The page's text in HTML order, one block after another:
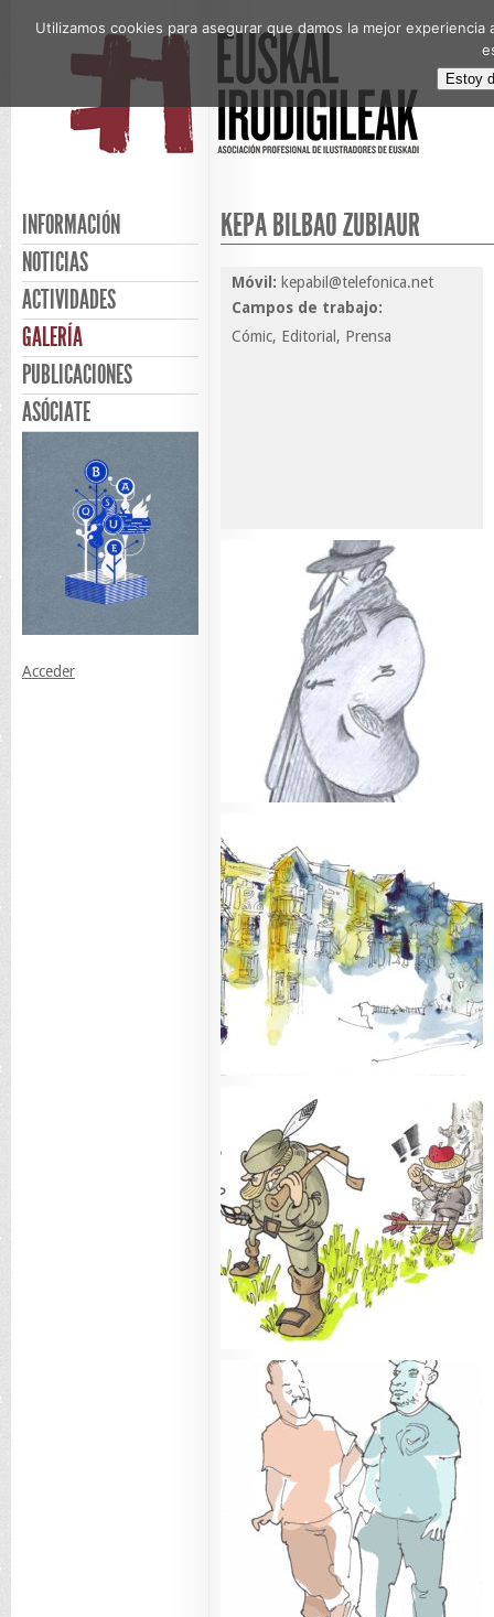
INFORMACIÓN
NOTICIAS
ACTIVIDADES
GALERÍA
PUBLICACIONES
ASÓCIATE
Acceder
KEPA BILBAO ZUBIAUR
Móvil: kepabil@telefonica.net
Campos de trabajo:
Cómic, Editorial, Prensa
Utilizamos cookies para asegurar que damos la mejor
Estoy